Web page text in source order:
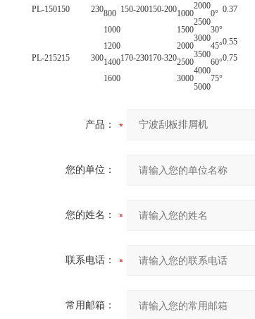
PL-150150 230800
1000
1200
1400
1600
150-200150-2001000
1500
2000
2500
3000
2000
2500
3000
3500
4000
5000
0°
30°
45°
60°
75°
0.37
PL-215215 300 170-230170-320
0.55
0.75
产品：
您的单位：
您的姓名：
联系电话：
常用邮箱：